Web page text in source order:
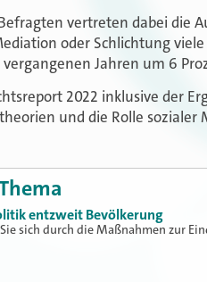
vertreten dabei die
oder Schlichtung
Jahren um 6
2022 inklusive der
und die Rolle sozialer
entzweit Bevölkerung
sich durch die Maßnahmen zur